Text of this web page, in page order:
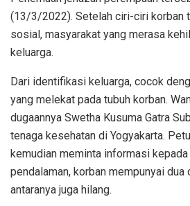
(13/3/2022). Setelah ciri-ciri korban
sosial, masyarakat yang merasa
keluarga.
Dari identifikasi keluarga, cocok
yang melekat pada tubuh korban.
dugaannya Swetha Kusuma Gatra
tenaga kesehatan di Yogyakarta.
kemudian meminta informasi
pendalaman, korban mempunyai dua
antaranya juga hilang.